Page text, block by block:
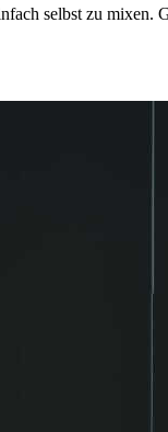
selbst zu mixen.